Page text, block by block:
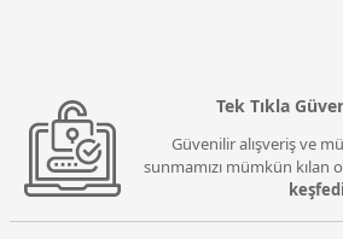
Tek Tıkla
Güvenilir alışveriş ve
sunmamızı mümkün